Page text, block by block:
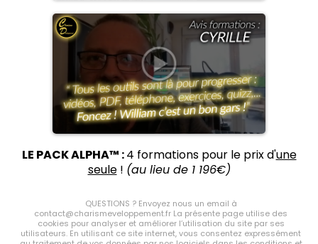
LE PACK ALPHA™ :4 formations pour le prix d'une
seule! (au lieu de 1 196€)
QUESTIONS ? Envoyez nous un email à
contact@charismeveloppement.fr La présente page utilise des
cookies pour analyser et améliorer l’utilisation du site par ses
utilisateurs. En utilisant ce site internet, vous consentez expressément